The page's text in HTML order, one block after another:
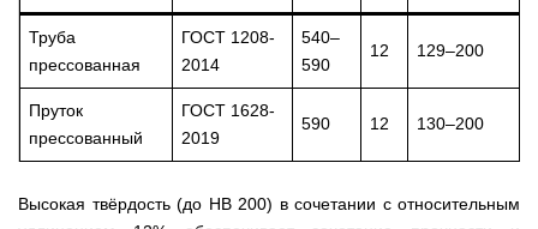
Труба
прессованная
ГОСТ 1208-
2014
540–
590
12 129–200
Пруток
прессованный
ГОСТ 1628-
2019
590 12 130–200
Высокая твёрдость (до HB 200) в сочетании с относительным